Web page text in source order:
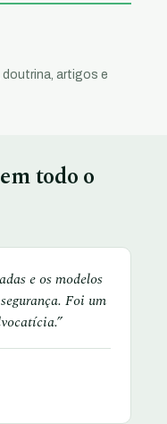
doutrina, artigos e
todo o
e os modelos
Foi um